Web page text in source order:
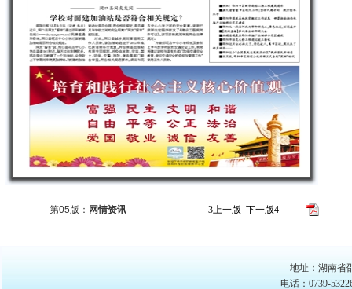
第05版： 网情资讯 3上一版 下一版4
地址：湖南省
电话：0739-